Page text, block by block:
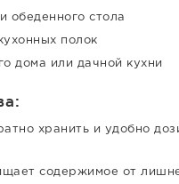
обеденного стола
полок
дома или дачной кухни
хранить и удобно
содержимое от